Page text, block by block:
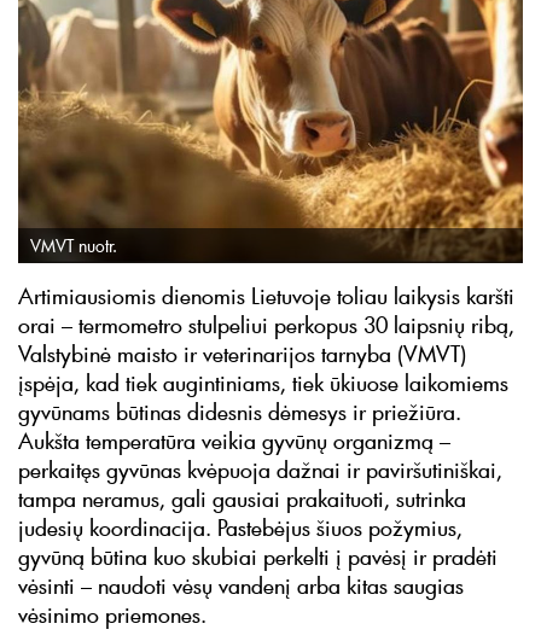
VMVT nuotr.
Artimiausiomis dienomis Lietuvoje toliau laikysis karšti
orai – termometro stulpeliui perkopus 30 laipsnių ribą,
Valstybinė maisto ir veterinarijos tarnyba (VMVT)
įspėja, kad tiek augintiniams, tiek ūkiuose laikomiems
gyvūnams būtinas didesnis dėmesys ir priežiūra.
Aukšta temperatūra veikia gyvūnų organizmą –
perkaitęs gyvūnas kvėpuoja dažnai ir paviršutiniškai,
tampa neramus, gali gausiai prakaituoti, sutrinka
judesių koordinacija. Pastebėjus šiuos požymius,
gyvūną būtina kuo skubiai perkelti į pavėsį ir pradėti
vėsinti – naudoti vėsų vandenį arba kitas saugias
vėsinimo priemones.